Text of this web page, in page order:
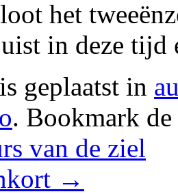
het
in deze tijd
geplaatst in
. Bookmark de
van de ziel
→